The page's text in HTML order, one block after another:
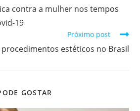
contra a mulher nos tempos
19
Próximo post
procedimentos estéticos no Brasil
GOSTAR